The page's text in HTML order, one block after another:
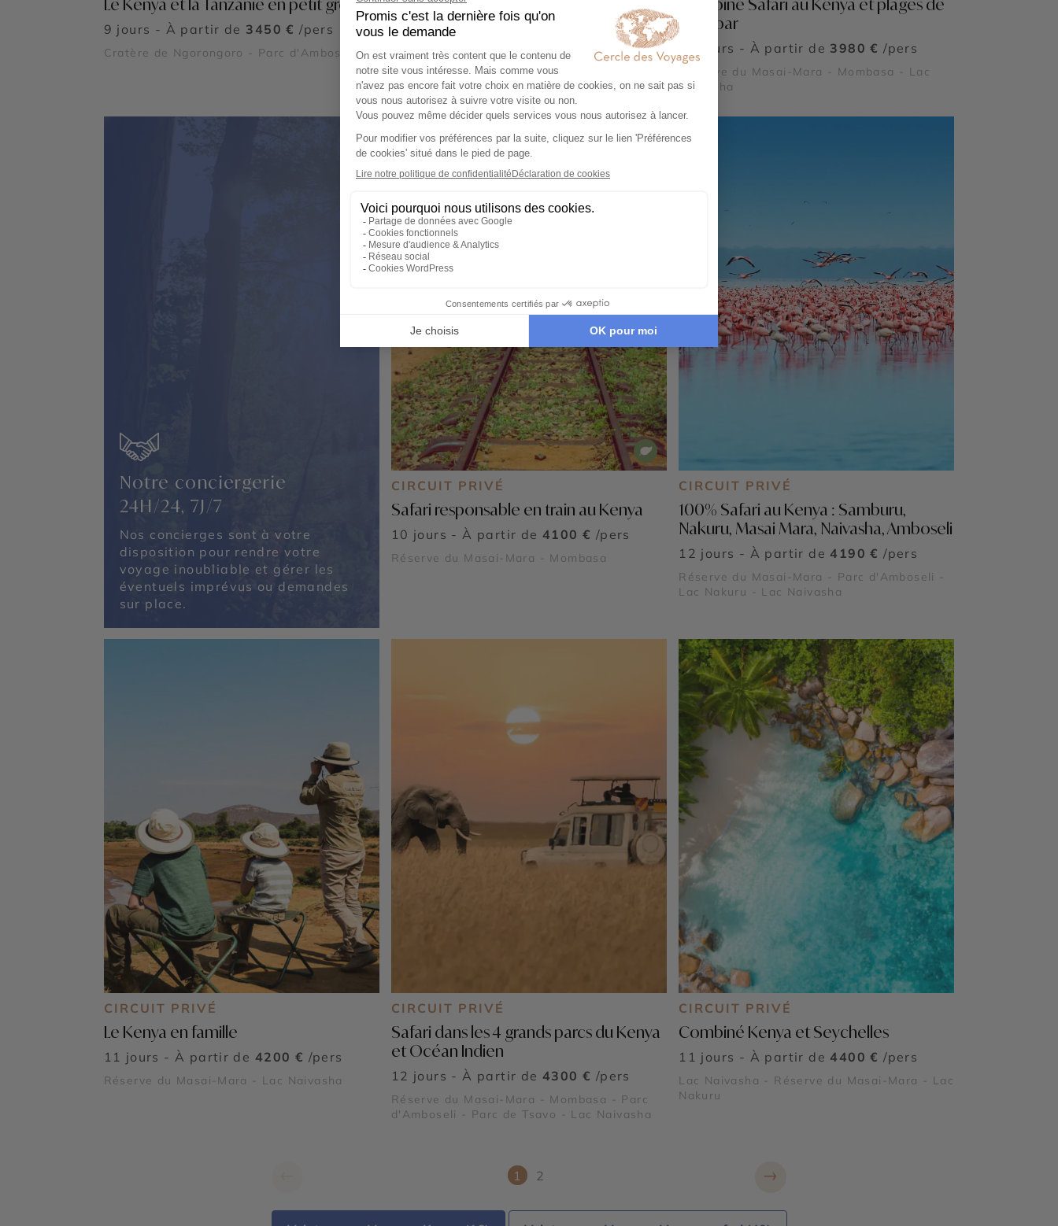
Le Kenya et la Tanzanie en petit groupe
9 jours - À partir de 3450 € /pers
Cratère de Ngorongoro - Parc d'Amboseli
Circuit en petit groupe du Masai Mara à
Diani Beach
11 jours - À partir de 3550 € /pers
Réserve du Masai-Mara - Parc d'Amboseli -
Parc de Tsavo - Mombasa
Combiné Safari au Kenya et plages de
Zanzibar
10 jours - À partir de 3980 € /pers
Réserve du Masai-Mara - Mombasa - Lac
Naivasha
Notre conciergerie
24H/24, 7J/7
Nos concierges sont à votre
disposition pour rendre votre
voyage inoubliable et gérer les
éventuels imprévus ou demandes
sur place.
CIRCUIT PRIVÉ
Safari responsable en train au Kenya
10 jours - À partir de 4100 € /pers
Réserve du Masai-Mara - Mombasa
CIRCUIT PRIVÉ
100% Safari au Kenya : Samburu,
Nakuru, Masai Mara, Naivasha, Amboseli
12 jours - À partir de 4190 € /pers
Réserve du Masai-Mara - Parc d'Amboseli -
Lac Nakuru - Lac Naivasha
CIRCUIT PRIVÉ
Le Kenya en famille
11 jours - À partir de 4200 € /pers
Réserve du Masai-Mara - Lac Naivasha
CIRCUIT PRIVÉ
Safari dans les 4 grands parcs du Kenya
et Océan Indien
12 jours - À partir de 4300 € /pers
Réserve du Masai-Mara - Mombasa - Parc
d'Amboseli - Parc de Tsavo - Lac Naivasha
CIRCUIT PRIVÉ
Combiné Kenya et Seychelles
11 jours - À partir de 4400 € /pers
Lac Naivasha - Réserve du Masai-Mara - Lac
Nakuru
1 2 →